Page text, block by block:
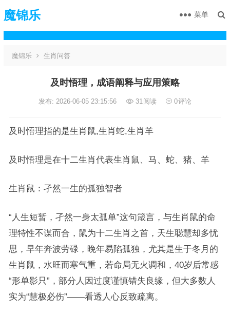
魔锦乐 菜单
魔锦乐 生肖问答
及时悟理，成语阐释与应用策略
发布: 2026-06-05 23:15:56 31阅读 0评论
及时悟理指的是生肖鼠,生肖蛇,生肖羊
及时悟理是在十二生肖代表生肖鼠、马、蛇、猪、羊
生肖鼠：孑然一生的孤独智者
“人生短暂，孑然一身太孤单”这句箴言，与生肖鼠的命
理特性不谋而合，鼠为十二生肖之首，天生聪慧却多忧
思，早年奔波劳碌，晚年易陷孤独，尤其是生于冬月的
生肖鼠，水旺而寒气重，若命局无火调和，40岁后常感
“形单影只”，部分人因过度谨慎错失良缘，但大多数人
实为“慧极必伤”——看透人心反致疏离。